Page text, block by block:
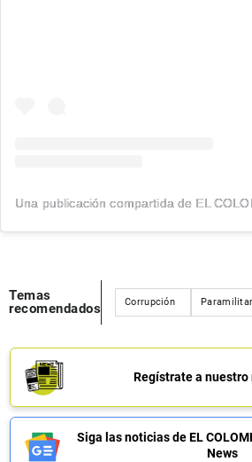
Temas
recomendados
Corrupción
Regístrate a
Siga las noticias de EL
News